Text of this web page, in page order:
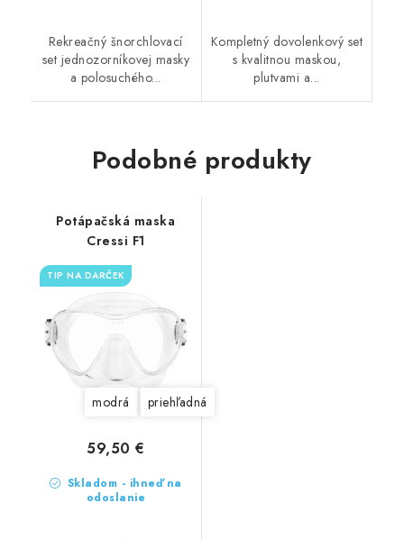
Rekreačný šnorchlovací
set jednozorníkovej masky
a polosuchého...
Kompletný dovolenkový set
s kvalitnou maskou,
plutvami a...
Podobné produkty
Potápačská maska
Cressi F1
TIP NA DARČEK
modrá priehľadná
Skladom - ihneď na
odoslanie
59,50 €